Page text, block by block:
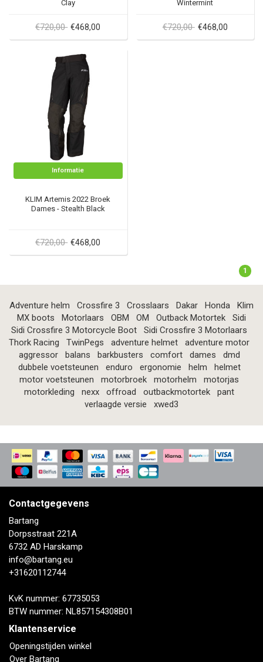
Clay
€720,00 €468,00
Wintermint
€720,00 €468,00
Informatie
KLIM Artemis 2022 Broek
Dames - Stealth Black
€720,00 €468,00
1
Adventure helm Crossfire 3 Crosslaars Dakar Honda
Klim
MX boots
Motorlaars OBM OM Outback Motortek
Sidi
Sidi Crossfire 3 Motorcycle Boot
Sidi Crossfire 3 Motorlaars
Thork Racing
TwinPegs adventure helmet
adventure motor
aggressor
balans barkbusters comfort dames
dmd
dubbele voetsteunen
enduro ergonomie helm
helmet
motor voetsteunen
motorbroek motorhelm
motorjas
motorkleding
nexx offroad outbackmotortek
pant
verlaagde versie
xwed3
Contactgegevens
Bartang
Dorpsstraat 221A
6732 AD Harskamp
info@bartang.eu
+31620112744
KvK nummer: 67735053
BTW nummer: NL857154308B01
Klantenservice
Openingstijden winkel
Over Bartang